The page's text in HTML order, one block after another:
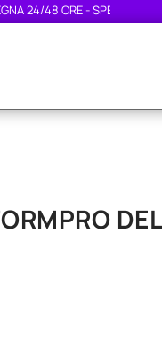
24/48 ORE - SPEDIZIONE